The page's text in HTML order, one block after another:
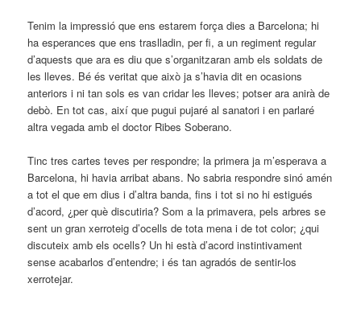
Tenim la impressió que ens estarem força dies a Barcelona; hi
ha esperances que ens traslladin, per fi, a un regiment regular
d’aquests que ara es diu que s’organitzaran amb els soldats de
les lleves. Bé és veritat que això ja s’havia dit en ocasions
anteriors i ni tan sols es van cridar les lleves; potser ara anirà de
debò. En tot cas, així que pugui pujaré al sanatori i en parlaré
altra vegada amb el doctor Ribes Soberano.
Tinc tres cartes teves per respondre; la primera ja m’esperava a
Barcelona, hi havia arribat abans. No sabria respondre sinó amén
a tot el que em dius i d’altra banda, fins i tot si no hi estigués
d’acord, ¿per què discutiria? Som a la primavera, pels arbres se
sent un gran xerroteig d’ocells de tota mena i de tot color; ¿qui
discuteix amb els ocells? Un hi està d’acord instintivament
sense acabarlos d’entendre; i és tan agradós de sentir-los
xerrotejar.